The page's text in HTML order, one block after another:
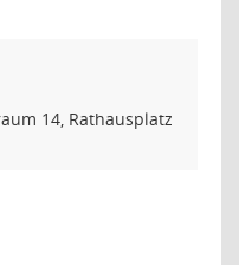
14, Rathausplatz